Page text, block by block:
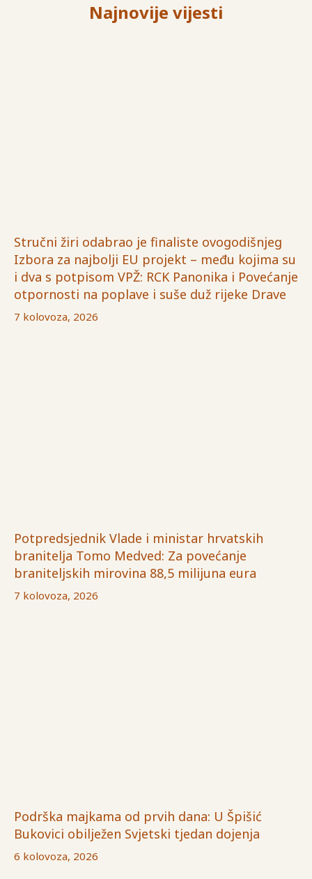
Najnovije vijesti
Stručni žiri odabrao je finaliste ovogodišnjeg
Izbora za najbolji EU projekt – među kojima su
i dva s potpisom VPŽ: RCK Panonika i Povećanje
otpornosti na poplave i suše duž rijeke Drave
7 kolovoza, 2026
Potpredsjednik Vlade i ministar hrvatskih
branitelja Tomo Medved: Za povećanje
braniteljskih mirovina 88,5 milijuna eura
7 kolovoza, 2026
Podrška majkama od prvih dana: U Špišić
Bukovici obilježen Svjetski tjedan dojenja
6 kolovoza, 2026